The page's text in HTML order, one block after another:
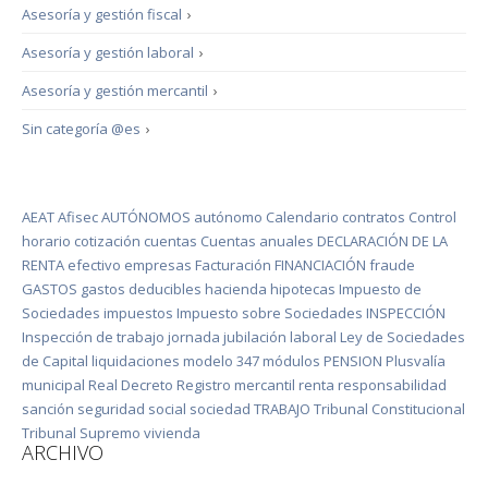
›
Asesoría y gestión fiscal
›
Asesoría y gestión laboral
›
Asesoría y gestión mercantil
›
Sin categoría @es
AEATAfisecAUTÓNOMOS autónomo Calendario contratos Control
horario cotización cuentas Cuentas anuales DECLARACIÓN DE LA
RENTA efectivo empresas Facturación FINANCIACIÓN fraude
GASTOS gastos deducibles hacienda hipotecas Impuesto de
Sociedades impuestos Impuesto sobre Sociedades INSPECCIÓN
Inspección de trabajo jornada jubilación laboral Ley de Sociedades
de Capital liquidaciones modelo 347 módulos PENSION Plusvalía
municipal Real Decreto Registro mercantil renta responsabilidad
sanción seguridad social sociedad TRABAJO Tribunal Constitucional
Tribunal Supremo vivienda
ARCHIVO